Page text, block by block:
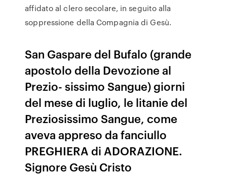
affidato al clero secolare, in seguito alla
soppressione della Compagnia di Gesù.
San Gaspare del Bufalo (grande
apostolo della Devozione al
Prezio- sissimo Sangue) giorni
del mese di luglio, le litanie del
Preziosissimo Sangue, come
aveva appreso da fanciullo
PREGHIERA di ADORAZIONE.
Signore Gesù Cristo